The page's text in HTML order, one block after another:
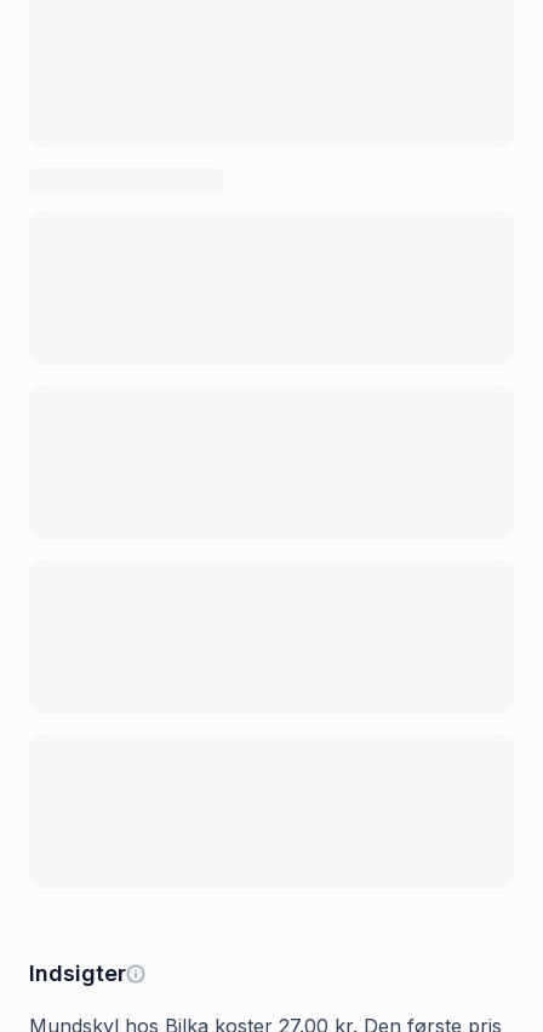
Indsigter
Mundskyl hos Bilka koster 27.00 kr. Den første pris